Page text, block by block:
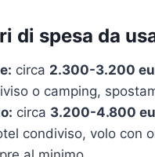
di spesa da
circa 2.300-3.200
o camping,
circa 3.200-4.800
condiviso, volo con